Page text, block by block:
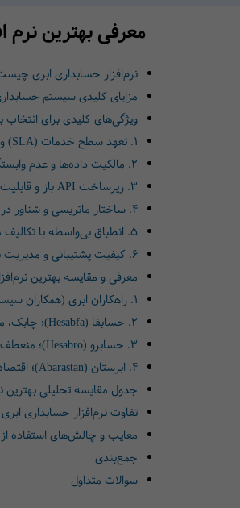
معرفی بهترین نرم
نرم‌افزار حسابداری ابری
مزایای کلیدی سیستم
ویژگی‌های کلیدی برای انتخاب
۱. تعهد سطح خدمات (SLA) و پایداری سرورها (Uptime)
۲. مالکیت داده‌ها و عدم وابستگی مطلق (Vendor Lock-in)
۳. زیرساخت API باز و قابلیت یکپارچگی (Integration)
۴. ساختار ماتریسی و شناور در تعریف سطوح دسترسی
۵. انطباق بی‌واسطه با تکالیف مالیاتی ایران
۶. کیفیت پشتیبانی و مدیریت بحران (B2B Support)
معرفی و مقایسه بهترین
۱. راهکاران ابری (همکاران سیستم)؛ انتخاب اول شرکت‌های متوسط و بزرگ
۲. حسابفا (Hesabfa)؛ چابک، مدرن و کاربر پسند
۳. حسابرو (Hesabro)؛ منعطف با معماری ماژولار
۴. ابرستان (Abarastan)؛ اقتصادی و در دسترس
جدول مقایسه تحلیلی بهترین
تفاوت نرم‌افزار حسابداری
معایب و چالش‌های استفاده
جمع‌بندی
سوالات متداول